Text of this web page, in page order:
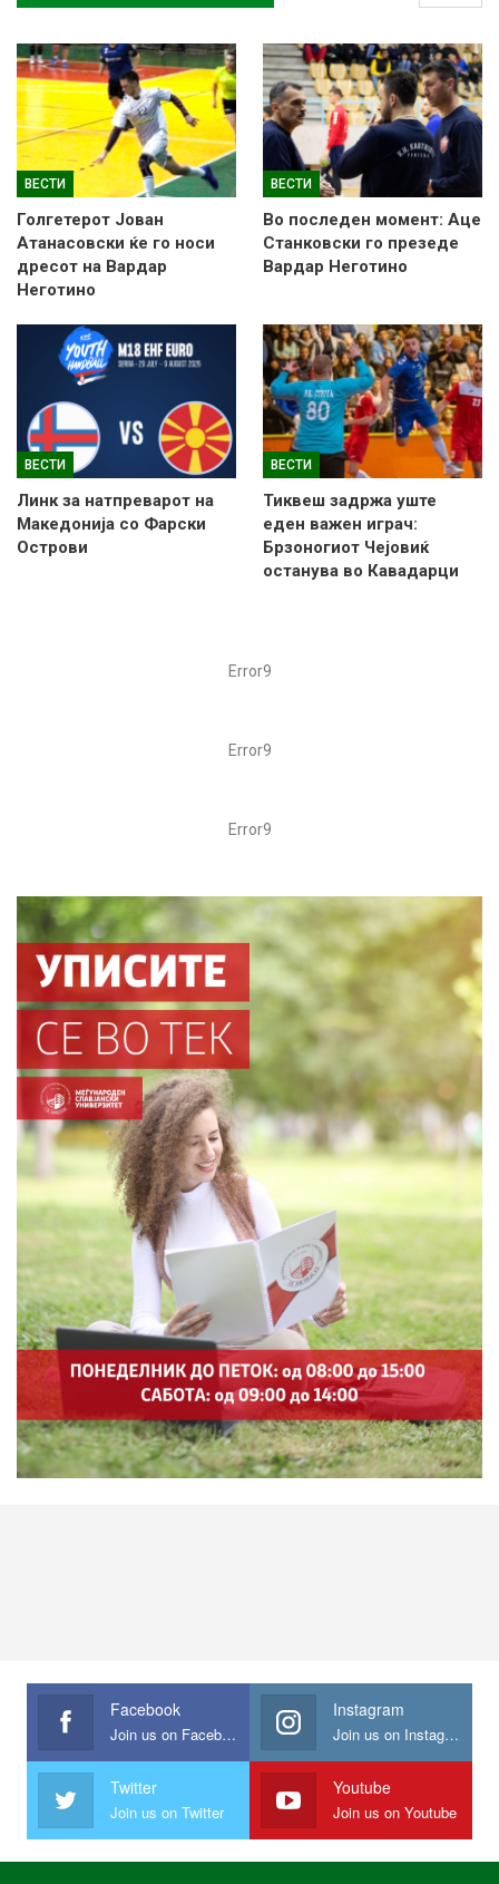
ВЕСТИ
Голгетерот Јован
Атанасовски ќе го носи
дресот на Вардар
Неготино
ВЕСТИ
Во последен момент: Аце
Станковски го презеде
Вардар Неготино
ВЕСТИ
Линк за натпреварот на
Македонија со Фарски
Острови
ВЕСТИ
Тиквеш задржа уште
еден важен играч:
Брзоногиот Чејовиќ
останува во Кавадарци
Error9
Error9
Error9
Facebook
Join us on Facebook
Instagram
Join us on Instagram
Twitter
Join us on Twitter
Youtube
Join us on Youtube